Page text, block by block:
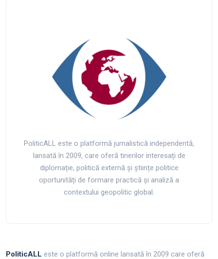
PoliticALL este o platformă jurnalistică independentă,
lansată în 2009, care oferă tinerilor interesați de
diplomație, politică externă și științe politice
oportunități de formare practică și analiză a
contextului geopolitic global.
PoliticALL este o platformă online lansată în 2009 care oferă